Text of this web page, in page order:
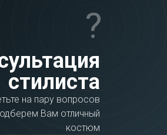
?
стилиста
на пару вопросов
Вам отличный
костюм